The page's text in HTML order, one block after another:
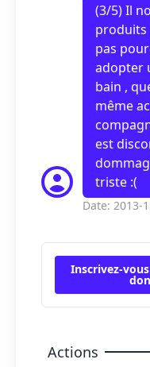
(3/5) Il
produits
pas
adopter
bain ,
même
est
triste :(
Date: 2013-
Inscrivez-
Actions